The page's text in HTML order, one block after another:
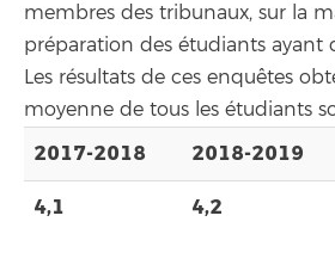
membres des tribunaux, sur la
préparation des étudiants ayant
Les résultats de ces enquêtes
moyenne de tous les étudiants
2017-2018 2018-2019
4,1 4,2